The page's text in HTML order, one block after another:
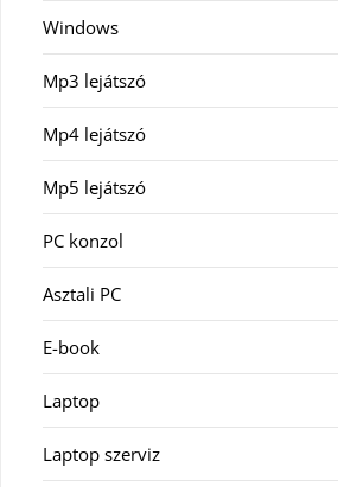
Windows
Mp3 lejátszó
Mp4 lejátszó
Mp5 lejátszó
PC konzol
Asztali PC
E-book
Laptop
Laptop szerviz